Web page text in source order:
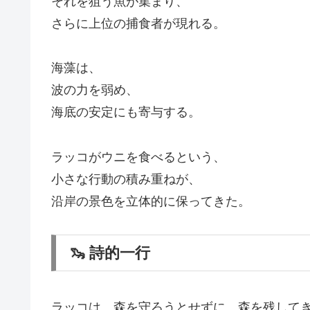
さらに上位の捕食者が現れる。
海藻は、
波の力を弱め、
海底の安定にも寄与する。
ラッコがウニを食べるという、
小さな行動の積み重ねが、
沿岸の景色を立体的に保ってきた。
🦦 詩的一行
ラッコは、森を守ろうとせずに、森を残して